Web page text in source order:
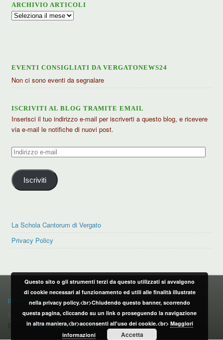
ARCHIVIO ARTICOLI
Archivio
EVENTI CONSIGLIATI DA VERGATONEWS24
Non ci sono eventi da segnalare
ISCRIVITI AL BLOG TRAMITE EMAIL
Inserisci il tuo indirizzo e-mail per iscriverti a questo blog, e ricevere
via e-mail le notifiche di nuovi post.
Indirizzo
mail
Iscriviti
La Schola Cantorum di Vergato
Privacy Policy
PRIVACY POLICY
privacy policy
CONTATTI:
Email:info@vergatonews24.it
Questo sito o gli strumenti terzi da questo utilizzati si avvalgono
di cookie necessari al funzionamento ed utili alle finalità illustrate
nella privacy policy.<br>Chiudendo questo banner, scorrendo
questa pagina, cliccando su un link o proseguendo la navigazione
in altra maniera,<br>acconsenti all'uso dei cookie.<br> Maggiori
informazioni
Accetta